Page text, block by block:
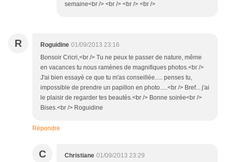
semaine<br /> <br /> <br /> <br />
R Roguidine 01/09/2013 23:16
Bonsoir Cricri,<br /> Tu ne peux te passer de nature, même
en vacances tu nous ramènes de magnifiques photos.<br />
J'ai bien essayé ce que tu m'as conseillée..... penses tu,
impossible de prendre un papillon en photo.....<br /> Bref... j'ai
le plaisir de regarder tes beautés.<br /> Bonne soirée<br />
Bises.<br /> Roguidine
Répondre
C Christiane 01/09/2013 23:29